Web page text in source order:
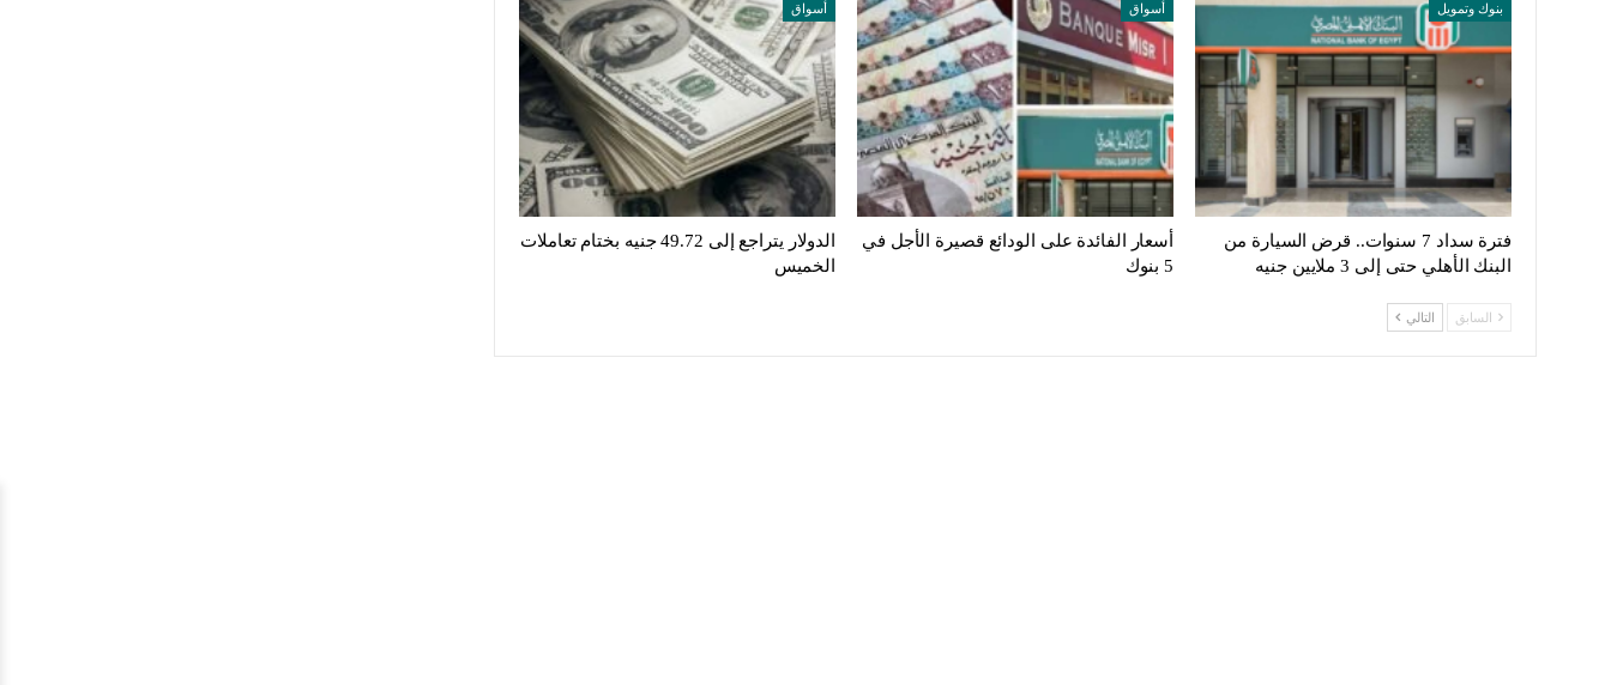
بنوك وتمويل
فترة سداد 7 سنوات.. قرض السيارة من
البنك الأهلي حتى إلى 3 ملايين جنيه
أسواق
أسعار الفائدة على الودائع قصيرة الأجل في
5 بنوك
أسواق
الدولار يتراجع إلى 49.72 جنيه بختام تعاملات
الخميس
السابق التالي